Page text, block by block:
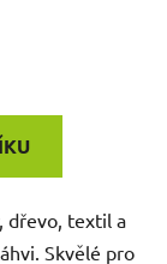
dřevo, textil a
Skvělé pro